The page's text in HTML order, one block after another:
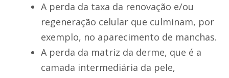
A perda da taxa da renovação e/ou
regeneração celular que culminam, por
exemplo, no aparecimento de manchas.
A perda da matriz da derme, que é a
camada intermediária da pele,